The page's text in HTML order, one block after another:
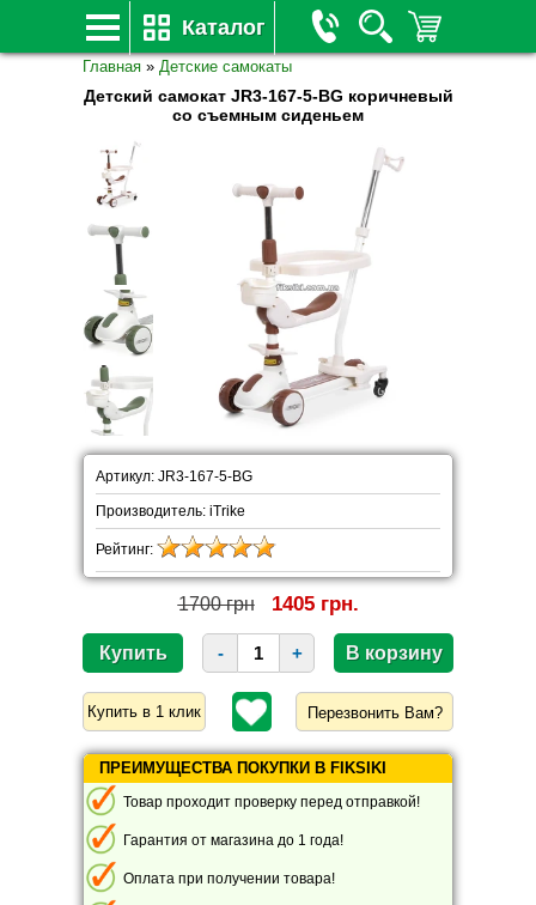
Каталог
Главная » Детские самокаты
Детский самокат JR3-167-5-BG коричневый
со съемным сиденьем
Артикул: JR3-167-5-BG
Производитель: iTrike
Рейтинг:
1700 грн 1405 грн.
- +
Перезвонить Вам?
ПРЕИМУЩЕСТВА ПОКУПКИ В FIKSIKI
Товар проходит проверку перед отправкой!
Гарантия от магазина до 1 года!
Оплата при получении товара!